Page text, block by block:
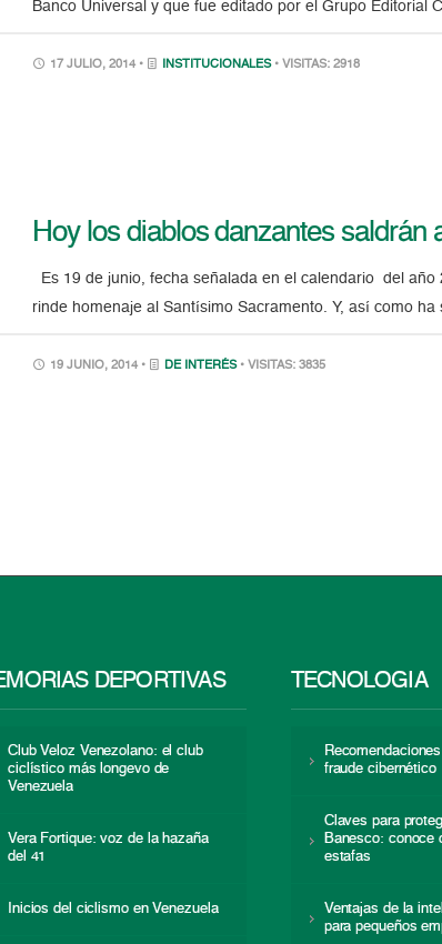
Banco Universal y que fue editado por el Grupo Editorial
17 JULIO, 2014 • INSTITUCIONALES • VISITAS: 2918
Hoy los diablos danzantes saldrán
Es 19 de junio, fecha señalada en el calendario del
rinde homenaje al Santísimo Sacramento. Y, así como
19 JUNIO, 2014 • DE INTERÉS • VISITAS: 3835
DEPORTIVAS
Club Veloz Venezolano: el club
ciclístico más longevo de
Venezuela
Vera Fortique: voz de la hazaña
del 41
Inicios del ciclismo en Venezuela
TECNOLOGÍA
fraude cibernético
Claves para
Banesco: conoce
estafas
Ventajas de la
para pequeños